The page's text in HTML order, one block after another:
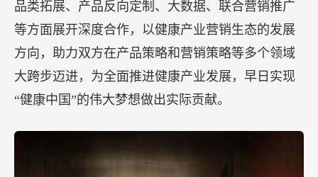
共同探索为消费者提供更好的健康管理解决方案，
为“健康中国”增添新动能。